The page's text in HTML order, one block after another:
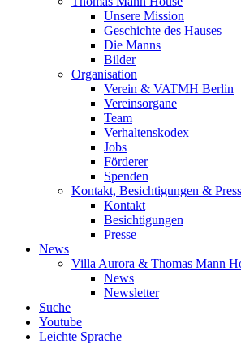
Unsere Mission
Geschichte des Hauses
Die Manns
Bilder
Organisation
Verein & VATMH Berlin
Vereinsorgane
Team
Verhaltenskodex
Jobs
Förderer
Spenden
Kontakt, Besichtigungen &
Kontakt
Besichtigungen
Presse
News
Villa Aurora & Thomas Mann
News
Newsletter
Suche
Youtube
Leichte Sprache